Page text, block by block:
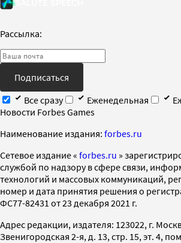
Рассылка:
Подписаться
Все сразу
Еженедельная
Новости Forbes Games
Наименование издания: forbes.ru
Cетевое издание « forbes.ru »
службой по надзору в сфере связи,
технологий и массовых коммуникаций,
номер и дата принятия решения о
ФС77-82431 от 23 декабря 2021 г.
Адрес редакции, издателя: 123022, г.
Звенигородская 2-я, д. 13, стр. 15, эт. 4,